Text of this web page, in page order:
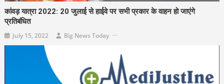
कांवड़ यात्रा 2022: 20 जुलाई से हाईवे पर सभी प्रकार के वाहन हो जाएंगे
प्रतिबंधित
July 15, 2022 Big News Today